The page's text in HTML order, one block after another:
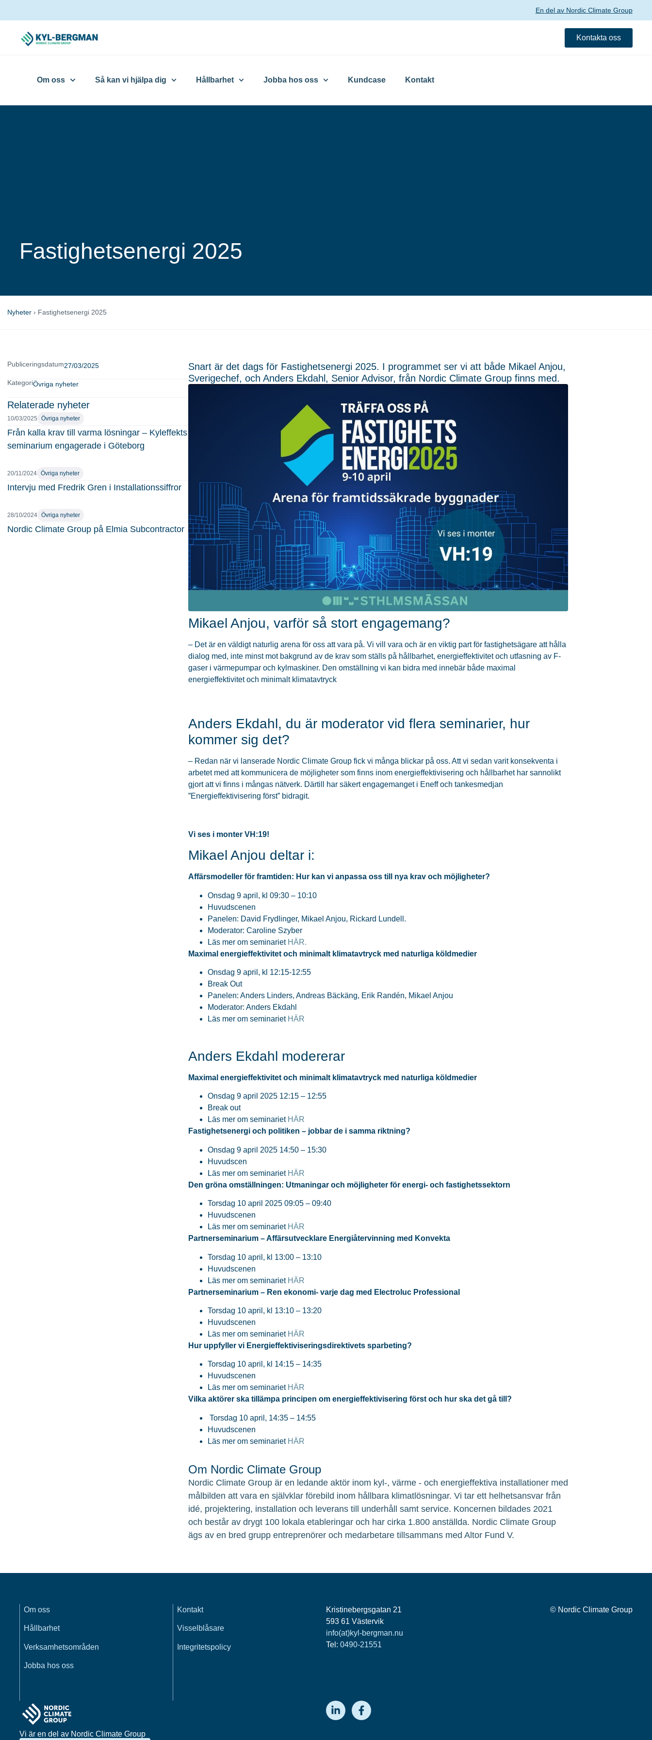
En del av Nordic Climate Group
Kontakta oss
Om oss Så kan vi hjälpa dig Hållbarhet Jobba hos oss Kundcase Kontakt
Fastighetsenergi 2025
Nyheter › Fastighetsenergi 2025
Publiceringsdatum27/03/2025
KategoriÖvriga nyheter
Relaterade nyheter
10/03/2025 Övriga nyheter
Från kalla krav till varma lösningar – Kyleffekts
seminarium engagerade i Göteborg
20/11/2024 Övriga nyheter
Intervju med Fredrik Gren i Installationssiffror
28/10/2024 Övriga nyheter
Nordic Climate Group på Elmia Subcontractor
Snart är det dags för Fastighetsenergi 2025. I programmet ser vi att både Mikael Anjou,
Sverigechef, och Anders Ekdahl, Senior Advisor, från Nordic Climate Group finns med.
Mikael Anjou, varför så stort engagemang?
– Det är en väldigt naturlig arena för oss att vara på. Vi vill vara och är en viktig part för fastighetsägare att hålla
dialog med, inte minst mot bakgrund av de krav som ställs på hållbarhet, energieffektivitet och utfasning av F-
gaser i värmepumpar och kylmaskiner. Den omställning vi kan bidra med innebär både maximal
energieffektivitet och minimalt klimatavtryck
Anders Ekdahl, du är moderator vid flera seminarier, hur
kommer sig det?
– Redan när vi lanserade Nordic Climate Group fick vi många blickar på oss. Att vi sedan varit konsekventa i
arbetet med att kommunicera de möjligheter som finns inom energieffektivisering och hållbarhet har sannolikt
gjort att vi finns i mångas nätverk. Därtill har säkert engagemanget i Eneff och tankesmedjan
”Energieffektivisering först” bidragit.
Vi ses i monter VH:19!
Mikael Anjou deltar i:
Affärsmodeller för framtiden: Hur kan vi anpassa oss till nya krav och möjligheter?
Onsdag 9 april, kl 09:30 – 10:10
Huvudscenen
Panelen: David Frydlinger, Mikael Anjou, Rickard Lundell.
Moderator: Caroline Szyber
Läs mer om seminariet HÄR.
Maximal energieffektivitet och minimalt klimatavtryck med naturliga köldmedier
Onsdag 9 april, kl 12:15-12:55
Break Out
Panelen: Anders Linders, Andreas Bäckäng, Erik Randén, Mikael Anjou
Moderator: Anders Ekdahl
Läs mer om seminariet HÄR
Anders Ekdahl modererar
Maximal energieffektivitet och minimalt klimatavtryck med naturliga köldmedier
Onsdag 9 april 2025 12:15 – 12:55
Break out
Läs mer om seminariet HÄR
Fastighetsenergi och politiken – jobbar de i samma riktning?
Onsdag 9 april 2025 14:50 – 15:30
Huvudscen
Läs mer om seminariet HÄR
Den gröna omställningen: Utmaningar och möjligheter för energi- och fastighetssektorn
Torsdag 10 april 2025 09:05 – 09:40
Huvudscenen
Läs mer om seminariet HÄR
Partnerseminarium – Affärsutvecklare Energiåtervinning med Konvekta
Torsdag 10 april, kl 13:00 – 13:10
Huvudscenen
Läs mer om seminariet HÄR
Partnerseminarium – Ren ekonomi- varje dag med Electroluc Professional
Torsdag 10 april, kl 13:10 – 13:20
Huvudscenen
Läs mer om seminariet HÄR
Hur uppfyller vi Energieffektiviseringsdirektivets sparbeting?
Torsdag 10 april, kl 14:15 – 14:35
Huvudscenen
Läs mer om seminariet HÄR
Vilka aktörer ska tillämpa principen om energieffektivisering först och hur ska det gå till?
Torsdag 10 april, 14:35 – 14:55
Huvudscenen
Läs mer om seminariet HÄR
Om Nordic Climate Group
Nordic Climate Group är en ledande aktör inom kyl-, värme - och energieffektiva installationer med
målbilden att vara en självklar förebild inom hållbara klimatlösningar. Vi tar ett helhetsansvar från
idé, projektering, installation och leverans till underhåll samt service. Koncernen bildades 2021
och består av drygt 100 lokala etableringar och har cirka 1.800 anställda. Nordic Climate Group
ägs av en bred grupp entreprenörer och medarbetare tillsammans med Altor Fund V.
Om oss
Hållbarhet
Verksamhetsområden
Jobba hos oss
Kontakt
Visselblåsare
Integritetspolicy
Kristinebergsgatan 21
593 61 Västervik
info(at)kyl-bergman.nu
Tel: 0490-21551
© Nordic Climate Group
Vi är en del av Nordic Climate Group